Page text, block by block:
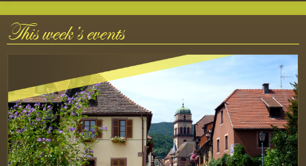
This week’s events